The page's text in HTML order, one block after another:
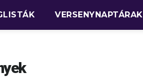
VERSENYNAPTÁRAK